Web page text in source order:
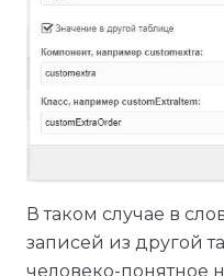
В таком случае в
записей из другой
человеко-понятное